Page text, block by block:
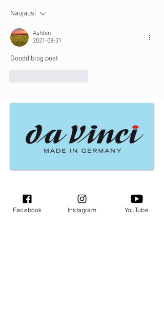
Naujausi
Ashton
2021-08-31
Goodd blog post
Facebook Instagram YouTube